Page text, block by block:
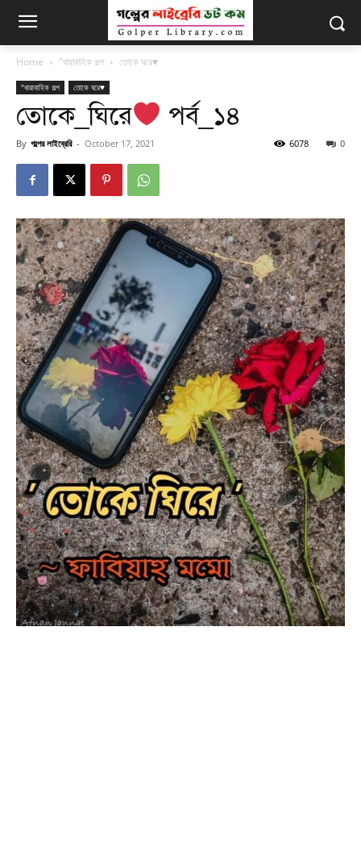
Home "ধারাবাহিক গল্প তোকে ঘরে♥
"ধারাবাহিক গল্প তোকে ঘরে♥
তোকে_ঘিরে পর্ব_১৪
By গল্পের লাইব্রেরি - October 17, 2021 0
6078